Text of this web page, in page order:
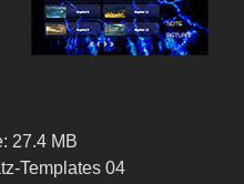
27.4 MB
Templates 04